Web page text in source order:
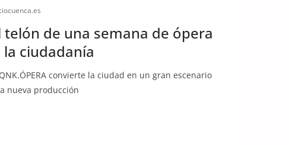
telón de una semana de ópera
ciudadanía
convierte la ciudad en un gran escenario
nueva producción